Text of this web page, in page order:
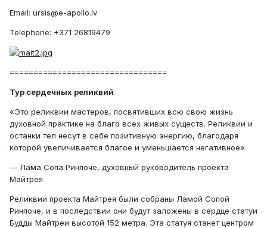
Email: ursis@e-apollo.lv
Telephone: +371 26819479
=================================
Тур сердечных реликвий
«Это реликвии мастеров, посвятивших всю свою жизнь
духовной практике на благо всех живых существ. Реликвии и
останки тел несут в себе позитивную энергию, благодаря
которой увеличивается благое и уменьшается негативное».
— Лама Сопа Ринпоче, духовный руководитель проекта
Майтрея
Реликвии проекта Майтрея были собраны Ламой Сопой
Ринпоче, и в последствии они будут заложены в сердце статуи
Будды Майтреи высотой 152 метра. Эта статуя станет центром